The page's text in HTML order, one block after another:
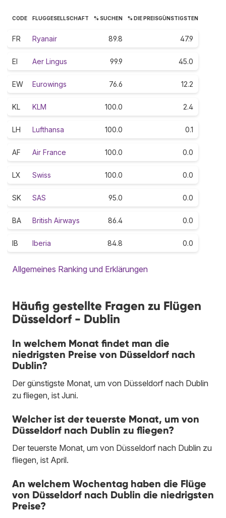
CODE FLUGGESELLSCHAFT % SUCHEN % DIE PREISGÜNSTIGSTEN
FR Ryanair 89.8 47.9
EI Aer Lingus 99.9 45.0
EW Eurowings 76.6 12.2
KL KLM 100.0 2.4
LH Lufthansa 100.0 0.1
AF Air France 100.0 0.0
LX Swiss 100.0 0.0
SK SAS 95.0 0.0
BA British Airways 86.4 0.0
IB Iberia 84.8 0.0
Allgemeines Ranking und Erklärungen
Häufig gestellte Fragen zu Flügen
Düsseldorf - Dublin
In welchem Monat findet man die
niedrigsten Preise von Düsseldorf nach
Dublin?
Der günstigste Monat, um von Düsseldorf nach Dublin
zu fliegen, ist Juni.
Welcher ist der teuerste Monat, um von
Düsseldorf nach Dublin zu fliegen?
Der teuerste Monat, um von Düsseldorf nach Dublin zu
fliegen, ist April.
An welchem Wochentag haben die Flüge
von Düsseldorf nach Dublin die niedrigsten
Preise?